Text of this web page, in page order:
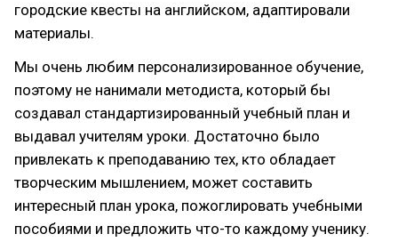
городские квесты на английском, адаптировали
материалы.
Мы очень любим персонализированное обучение,
поэтому не нанимали методиста, который бы
создавал стандартизированный учебный план и
выдавал учителям уроки. Достаточно было
привлекать к преподаванию тех, кто обладает
творческим мышлением, может составить
интересный план урока, пожоглировать учебными
пособиями и предложить что-то каждому ученику.